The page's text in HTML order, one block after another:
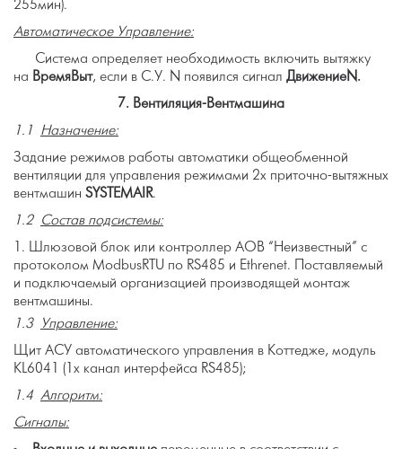
255мин).
Автоматическое Управление:
Система определяет необходимость включить вытяжку
на ВремяВыт, если в С.У. N появился сигнал ДвижениеN .
7. Вентиляция-Вентмашина
1.1 Назначение:
Задание режимов работы автоматики общеобменной
вентиляции для управления режимами 2х приточно-вытяжных
вентмашин SYSTEMAIR.
1.2 Состав подсистемы:
Шлюзовой блок или контроллер АОВ “Неизвестный” с
протоколом ModbusRTU по RS485 и Ethrenet. Поставляемый
и подключаемый организацией производящей монтаж
вентмашины.
1.3
Управление:
Щит АСУ автоматического управления в Коттедже, модуль
KL6041 (1х канал интерфейса RS485);
1.4 Алгоритм:
Сигналы: